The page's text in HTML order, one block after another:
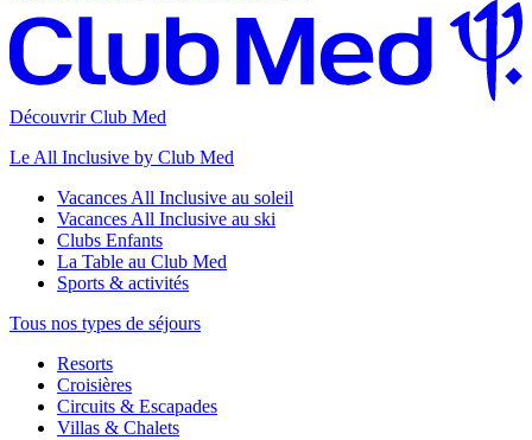
Découvrir Club Med
Le All Inclusive by Club Med
Vacances All Inclusive au soleil
Vacances All Inclusive au ski
Clubs Enfants
La Table au Club Med
Sports & activités
Tous nos types de séjours
Resorts
Croisières
Circuits & Escapades
Villas & Chalets